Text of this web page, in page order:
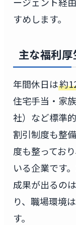
すめします。
主な福利厚
年間休日は約
住宅手当・家
社）など標準
割引制度も整
度も整ってお
いる企業です
成果が出るの
り、職場環境
す。